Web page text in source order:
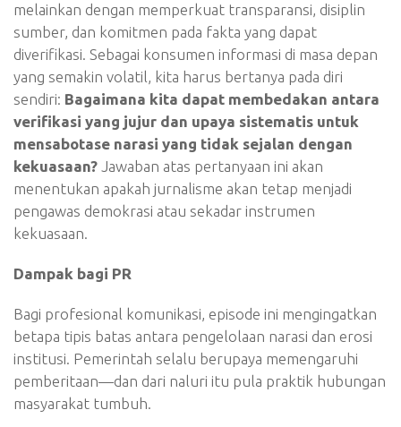
melainkan dengan memperkuat transparansi, disiplin
sumber, dan komitmen pada fakta yang dapat
diverifikasi. Sebagai konsumen informasi di masa depan
yang semakin volatil, kita harus bertanya pada diri
sendiri: Bagaimana kita dapat membedakan antara
verifikasi yang jujur dan upaya sistematis untuk
mensabotase narasi yang tidak sejalan dengan
kekuasaan? Jawaban atas pertanyaan ini akan
menentukan apakah jurnalisme akan tetap menjadi
pengawas demokrasi atau sekadar instrumen
kekuasaan.
Dampak bagi PR
Bagi profesional komunikasi, episode ini mengingatkan
betapa tipis batas antara pengelolaan narasi dan erosi
institusi. Pemerintah selalu berupaya memengaruhi
pemberitaan—dan dari naluri itu pula praktik hubungan
masyarakat tumbuh.